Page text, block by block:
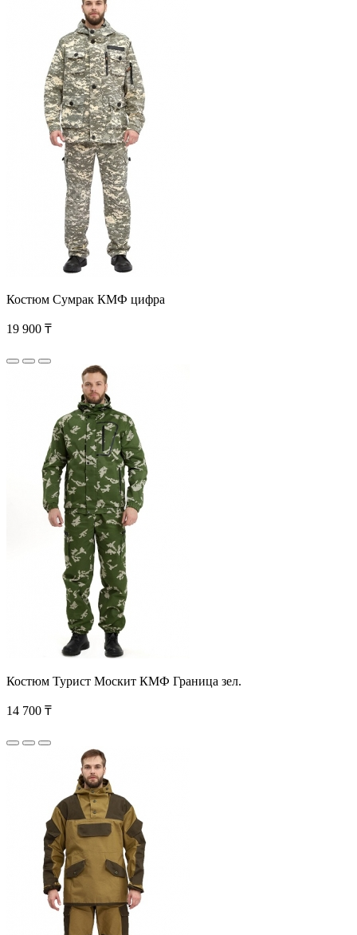
Костюм Сумрак КМФ цифра
19 900 ₸
Костюм Турист Москит КМФ Граница зел.
14 700 ₸